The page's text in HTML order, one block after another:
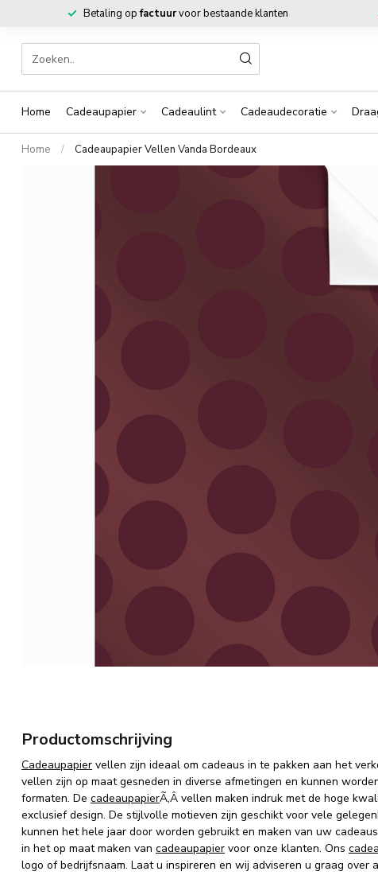
Betaling opfactuurvoor bestaande klanten
Home Cadeaupapier Cadeaulint Cadeaudecoratie
Home / Cadeaupapier Vellen Vanda Bordeaux
Productomschrijving
Cadeaupapier vellen zijn ideaal om cadeaus in te pakken aan het
vellen zijn op maat gesneden in diverse afmetingen en kunnen
formaten. De cadeaupapierÃ‚Â vellen maken indruk met de hoge
exclusief design. De stijlvolle motieven zijn geschikt voor vele
kunnen het hele jaar door worden gebruikt en maken van uw
in het op maat maken van cadeaupapier voor onze klanten. Ons
logo of bedrijfsnaam. Laat u inspireren en wij adviseren u graag over